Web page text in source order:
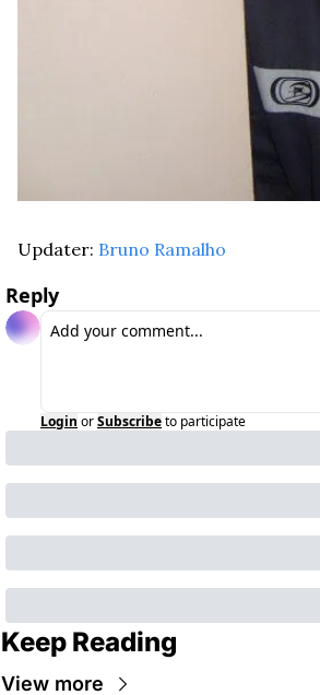
Updater: Bruno Ramalho
Reply
Login orSubscribeto participate
Keep Reading
View more